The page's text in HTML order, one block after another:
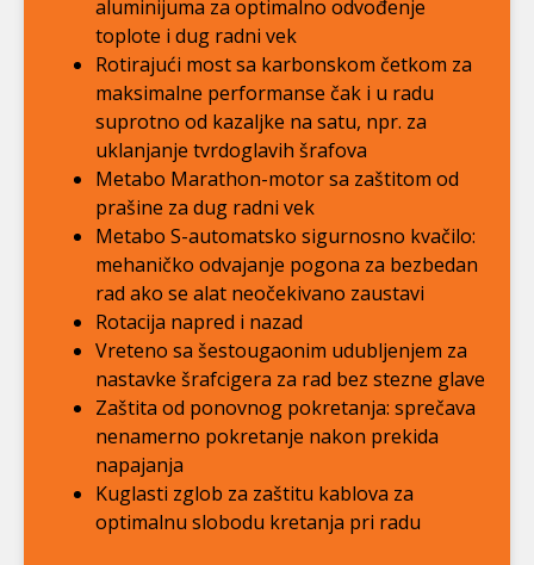
aluminijuma za optimalno odvođenje
toplote i dug radni vek
Rotirajući most sa karbonskom četkom za
maksimalne performanse čak i u radu
suprotno od kazaljke na satu, npr. za
uklanjanje tvrdoglavih šrafova
Metabo Marathon-motor sa zaštitom od
prašine za dug radni vek
Metabo S-automatsko sigurnosno kvačilo:
mehaničko odvajanje pogona za bezbedan
rad ako se alat neočekivano zaustavi
Rotacija napred i nazad
Vreteno sa šestougaonim udubljenjem za
nastavke šrafcigera za rad bez stezne glave
Zaštita od ponovnog pokretanja: sprečava
nenamerno pokretanje nakon prekida
napajanja
Kuglasti zglob za zaštitu kablova za
optimalnu slobodu kretanja pri radu